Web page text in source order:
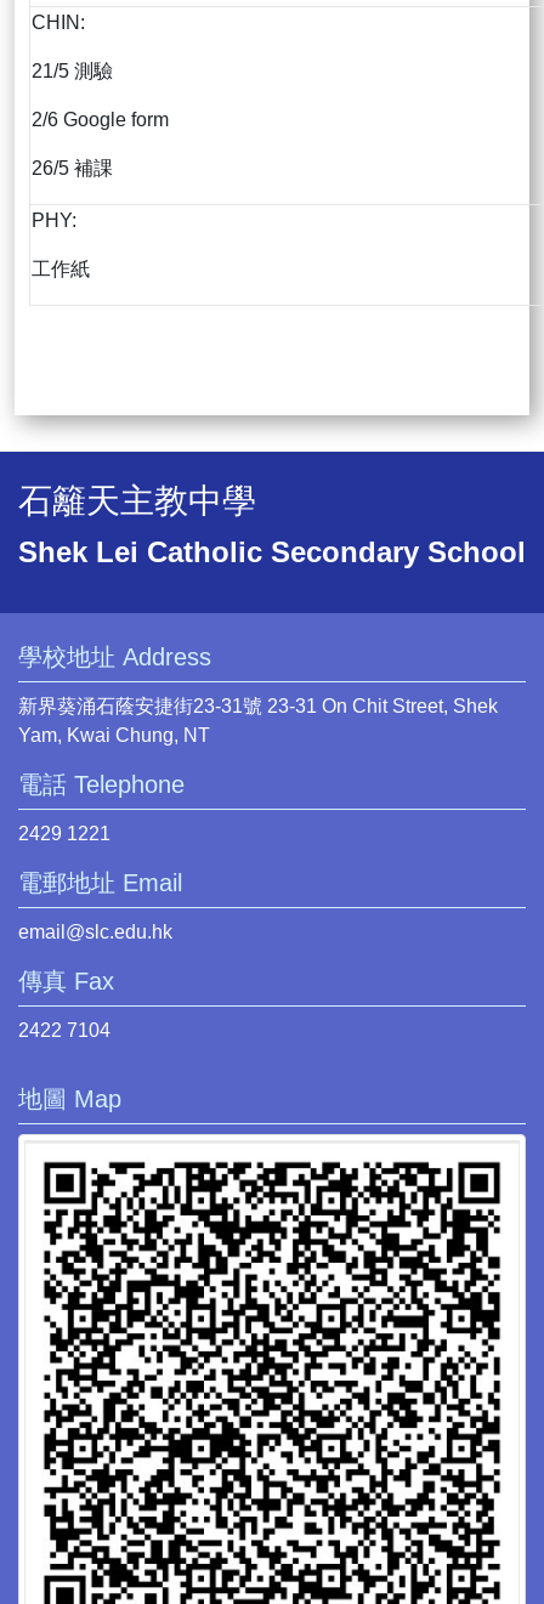
CHIN:
21/5 測驗
2/6 Google form
26/5 補課
PHY:
工作紙
石籬天主教中學
Shek Lei Catholic Secondary School
學校地址 Address
新界葵涌石蔭安捷街23-31號 23-31 On Chit Street, Shek
Yam, Kwai Chung, NT
電話 Telephone
2429 1221
電郵地址 Email
email@slc.edu.hk
傳真 Fax
2422 7104
地圖 Map